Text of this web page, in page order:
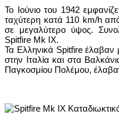
Το Ιούνιο του 1942
ταχύτερη κατά 110 km/h
σε μεγαλύτερο ύψος.
Spitfire Mk IX.
Τα Ελληνικά Spitfire
στην Ιταλία και στα
Παγκοσμίου Πολέμου,